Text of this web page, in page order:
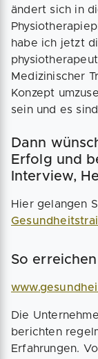
ändert sich in
habe ich jetzt
Medizinischer
Konzept
sein und es
Dann
Erfolg und
Interview,
Hier gelangen
So
Die
berichten
Erfahrungen.